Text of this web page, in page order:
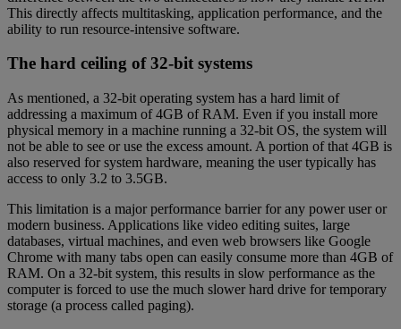
This directly affects multitasking, application performance, and the
ability to run resource-intensive software.
The hard ceiling of 32-bit systems
As mentioned, a 32-bit operating system has a hard limit of
addressing a maximum of 4GB of RAM. Even if you install more
physical memory in a machine running a 32-bit OS, the system will
not be able to see or use the excess amount. A portion of that 4GB is
also reserved for system hardware, meaning the user typically has
access to only 3.2 to 3.5GB.
This limitation is a major performance barrier for any power user or
modern business. Applications like video editing suites, large
databases, virtual machines, and even web browsers like Google
Chrome with many tabs open can easily consume more than 4GB of
RAM. On a 32-bit system, this results in slow performance as the
computer is forced to use the much slower hard drive for temporary
storage (a process called paging).